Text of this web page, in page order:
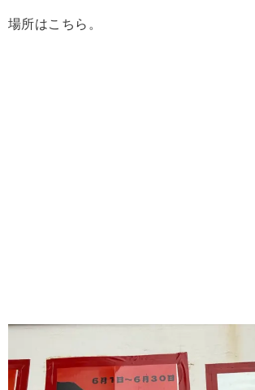
場所はこちら。